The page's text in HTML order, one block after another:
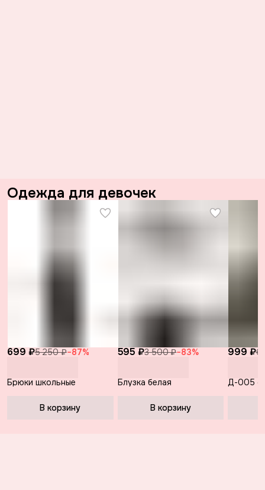
Одежда для девочек
699 ₽5 250 ₽−87%
Брюки школьные
В корзину
595 ₽3 500 ₽−83%
Блузка белая
В корзину
999 ₽6
Д-005